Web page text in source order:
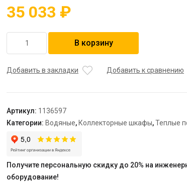
35 033 ₽
товара
коллекторный
мм
В корзину
Добавить в закладки Добавить к сравнению
Артикул: 1136597
Категории: Водяные, Коллекторные шкафы,Теплые
Получите персональную скидку до 20% на
оборудование!